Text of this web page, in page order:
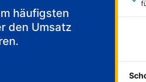
häufigsten
den Umsatz